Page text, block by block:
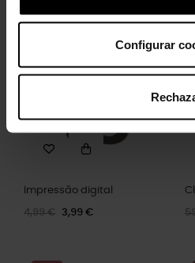
Configurar
produto também
Impressão digital
4,99 € 3,99 €